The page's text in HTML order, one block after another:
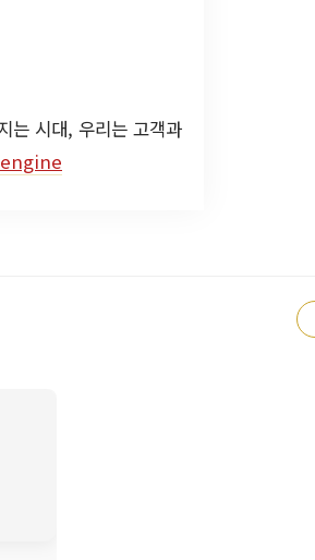
는 시대, 우리는 고객과